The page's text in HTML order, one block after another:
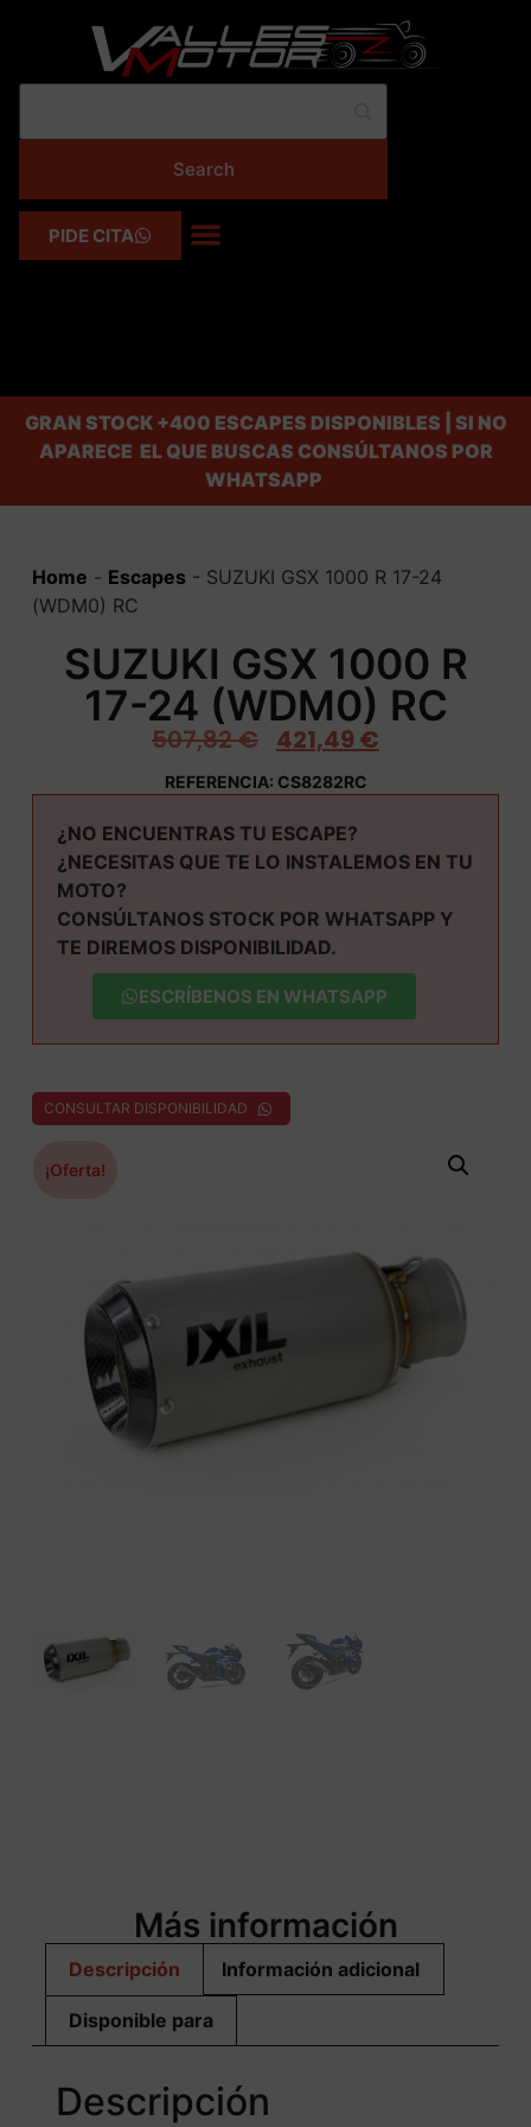
PIDE CITA
GRAN STOCK+400 ESCAPES DISPONIBLES | SI NO
APARECE EL QUE BUSCAS CONSÚLTANOS POR
WHATSAPP
Home - Escapes- SUZUKI GSX 1000 R 17-24
(WDM0) RC
SUZUKI GSX 1000 R
17-24 (WDM0) RC
507,82€ 421,49€
REFERENCIA: CS8282RC
¿NO ENCUENTRAS TU ESCAPE?
¿NECESITAS QUE TE LO INSTALEMOS EN TU
MOTO?
CONSÚLTANOS STOCK POR WHATSAPP Y
TE DIREMOS DISPONIBILIDAD.
ESCRÍBENOS EN WHATSAPP
CONSULTAR DISPONIBILIDAD
¡Oferta!
Más información
Descripción Información adicional
Disponible para
Descripción